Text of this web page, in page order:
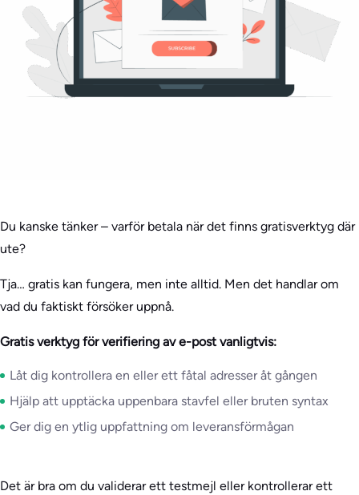
Du kanske tänker – varför betala när det finns gratisverktyg där
ute?
Tja… gratis kan fungera, men inte alltid. Men det handlar om
vad du faktiskt försöker uppnå.
Gratis verktyg för verifiering av e-post vanligtvis:
Låt dig kontrollera en eller ett fåtal adresser åt gången
Hjälp att upptäcka uppenbara stavfel eller bruten syntax
Ger dig en ytlig uppfattning om leveransförmågan
Det är bra om du validerar ett testmejl eller kontrollerar ett